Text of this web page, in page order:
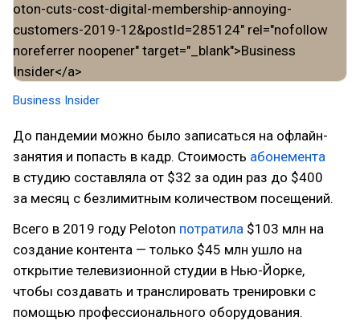
Business Insider
До пандемии можно было записаться на офлайн-
занятия и попасть в кадр. Стоимость абонемента
в студию составляла от $32 за один раз до $400
за месяц с безлимитным количеством посещений.
Всего в 2019 году Peloton потратила $103 млн на
создание контента — только $45 млн ушло на
открытие телевизионной студии в Нью-Йорке,
чтобы создавать и транслировать тренировки с
помощью профессионального оборудования.